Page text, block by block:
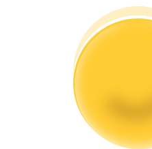
Przewodnik
Przewodnik dla